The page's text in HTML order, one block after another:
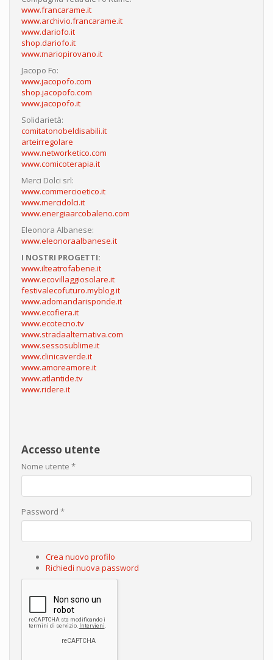
www.francarame.it
www.archivio.francarame.it
www.dariofo.it
shop.dariofo.it
www.mariopirovano.it
Jacopo Fo:
www.jacopofo.com
shop.jacopofo.com
www.jacopofo.it
Solidarietà:
comitatonobeldisabili.it
arteirregolare
www.networketico.com
www.comicoterapia.it
Merci Dolci srl:
www.commercioetico.it
www.mercidolci.it
www.energiaarcobaleno.com
Eleonora Albanese:
www.eleonoraalbanese.it
I NOSTRI PROGETTI:
www.ilteatrofabene.it
www.ecovillaggiosolare.it
festivalecofuturo.myblog.it
www.adomandarisponde.it
www.ecofiera.it
www.ecotecno.tv
www.stradaalternativa.com
www.sessosublime.it
www.clinicaverde.it
www.amoreamore.it
www.atlantide.tv
www.ridere.it
Accesso utente
Nome utente *
Password *
Crea nuovo profilo
Richiedi nuova password